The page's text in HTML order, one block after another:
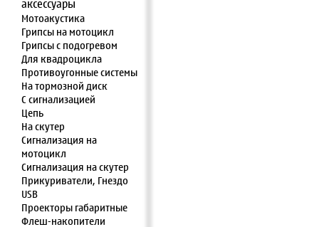
аксессуары
Мотоакустика
Грипсы на мотоцикл
Грипсы с подогревом
Для квадроцикла
Противоугонные системы
На тормозной диск
С сигнализацией
Цепь
На скутер
Сигнализация на
мотоцикл
Сигнализация на скутер
Прикуриватели, Гнездо
USB
Проекторы габаритные
Флеш-накопители